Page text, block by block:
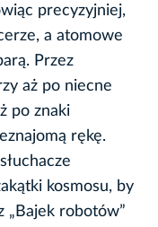
precyzyjniej,
a atomowe
Przez
aż po niecne
po znaki
rękę.
kosmosu, by
„Bajek robotów”